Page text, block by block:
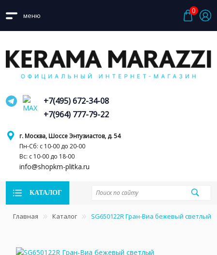
меню
0
г. Москва, Шоссе Энтузиастов, д. 54
Пн-Сб: с 10-00 до 20-00
Вс: с 10-00 до 18-00
info@shopkm-plitka.ru
+7(495) 672-34-08
+7(964) 777-79-22
КАТАЛОГ
Главная Каталог SG650122R Гран-Виа бежевый